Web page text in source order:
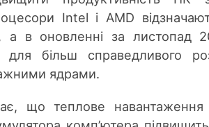
Intel і AMD
а в оновленні за листопад
для більш справедливого
ядрами.
що теплове